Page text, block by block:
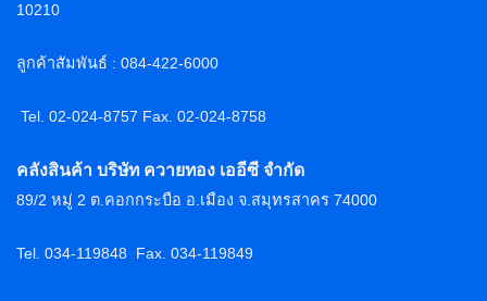
10210
ลูกค้าสัมพันธ์ : 084-422-6000
Tel. 02-024-8757 Fax. 02-024-8758
คลังสินค้า บริษัท ควายทอง เออีซี จำกัด
89/2 หมู่ 2 ต.คอกกระบือ อ.เมือง จ.สมุทรสาคร 74000
Tel. 034-119848 Fax. 034-119849